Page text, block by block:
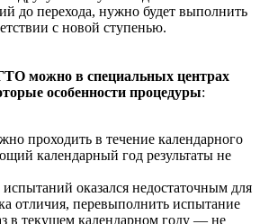
до перехода, нужно будет выполнить
с новой ступенью.
можно в специальных центрах
особенности процедуры:
проходить в течение календарного
календарный год результаты не
испытаний оказался недостаточным для
отличия, перевыполнить испытание
в текущем календарном году — не